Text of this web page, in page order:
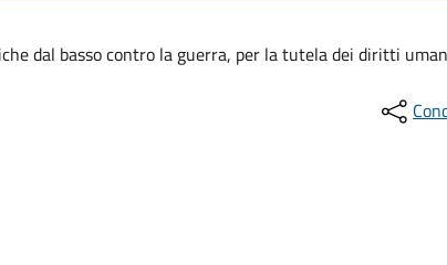
dal basso contro la guerra, per la tutela dei diritti